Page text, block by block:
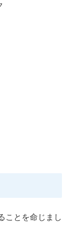
ことを命じまし